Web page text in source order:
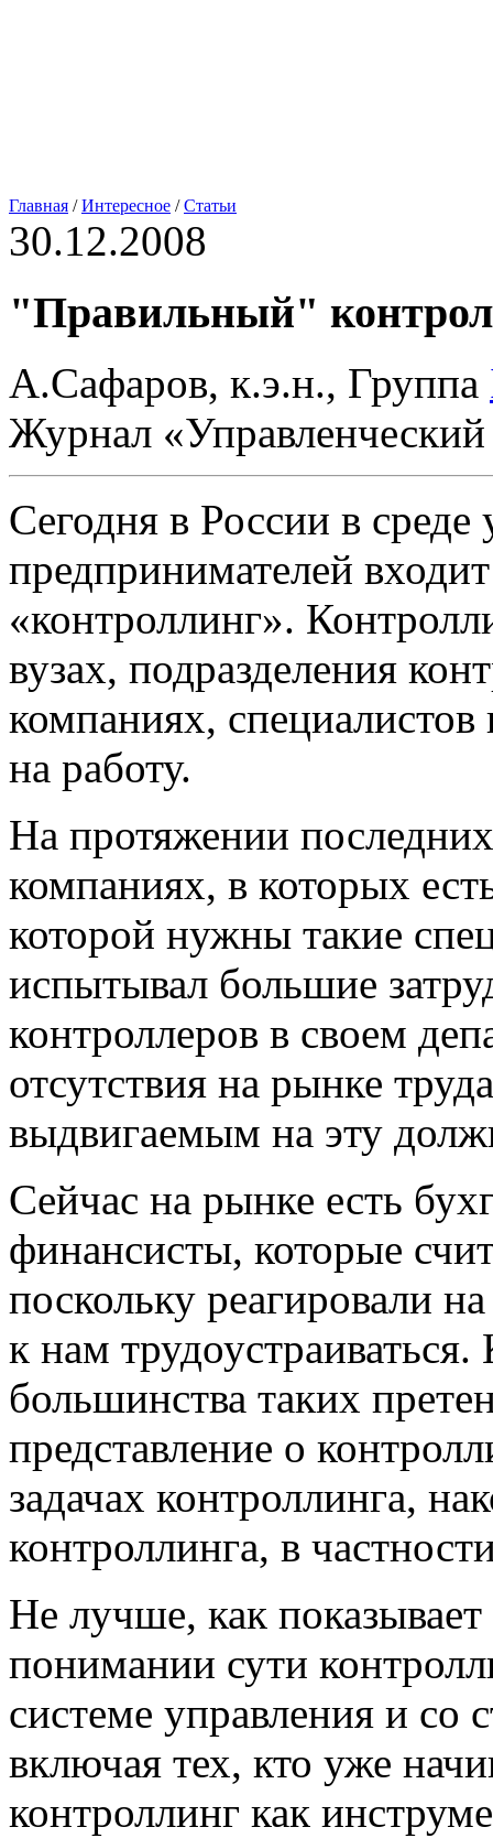
Главная /Интересное /Статьи
30.12.2008
"Правильный"
А.Сафаров, к.э.н., Группа
Журнал
Сегодня в России в среде
предпринимателей
«контроллинг».
вузах, подразделения
компаниях,
на работу.
На протяжении
компаниях, в которых
которой нужны такие
испытывал большие
контроллеров в своем
отсутствия на рынке
выдвигаемым на эту
Сейчас на рынке есть
финансисты, которые
поскольку реагировали
к нам
большинства таких
представление о
задачах контроллинга,
контроллинга, в
Не лучше, как
понимании сути
системе управления и со
включая тех, кто уже
контроллинг как